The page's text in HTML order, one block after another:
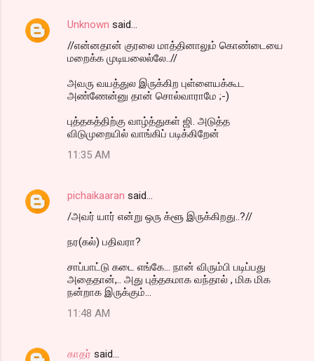
Unknown said…
//என்னதான் குரலை மாத்தினாலும் கொண்டையை
மறைக்க முடியலைல்லே..//
அவரு வயத்துல இருக்கிற புள்ளையக்கூட
அண்ணேன்னு தான் சொல்வாராமே ;-)
புத்தகத்திற்கு வாழ்த்துகள் ஜி. அடுத்த
விடுமுறையில் வாங்கிப் படிக்கிறேன்
11:35 AM
pichaikaaran said…
/அவர் யார் என்று ஒரு க்ளூ இருக்கிறது..?//
நர(கல்) பதிவரா?
சாப்பாட்டு கடை எங்கே... நான் விரும்பி படிப்பது
அதைதான்,.. அது புத்தகமாக வந்தால் , மிக மிக
நன்றாக இருக்கும்...
11:48 AM
காதர் said…